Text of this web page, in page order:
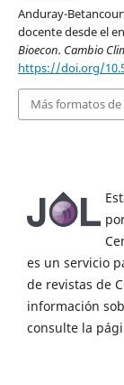
Anduray-
docente desde el
Bioecon. Cambio
https://doi.org/
Más formatos de
es un servicio
de revistas de
información
consulte la